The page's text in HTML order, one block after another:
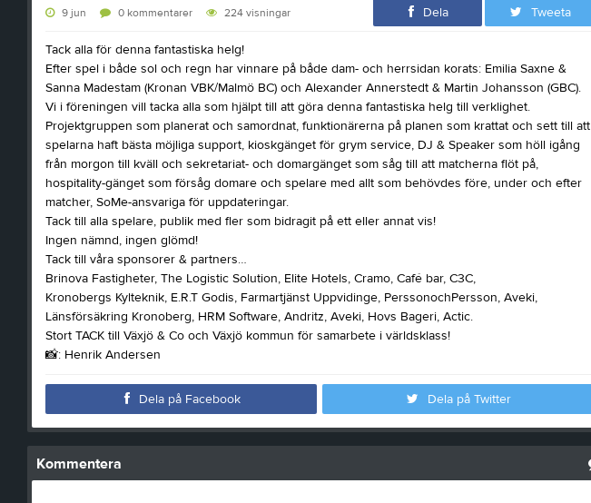
9 jun 0 kommentarer 224visningar Dela Tweeta
Tack alla för denna fantastiska helg!
Efter spel i både sol och regn har vinnare på både dam- och herrsidan korats: Emilia Saxne &
Sanna Madestam (Kronan VBK/Malmö BC) och Alexander Annerstedt & Martin Johansson (GBC).
Vi i föreningen vill tacka alla som hjälpt till att göra denna fantastiska helg till verklighet.
Projektgruppen som planerat och samordnat, funktionärerna på planen som krattat och sett till att
spelarna haft bästa möjliga support, kioskgänget för grym service, DJ & Speaker som höll igång
från morgon till kväll och sekretariat- och domargänget som såg till att matcherna flöt på,
hospitality-gänget som försåg domare och spelare med allt som behövdes före, under och efter
matcher, SoMe-ansvariga för uppdateringar.
Tack till alla spelare, publik med fler som bidragit på ett eller annat vis!
Ingen nämnd, ingen glömd!
Tack till våra sponsorer & partners…
Brinova Fastigheter, The Logistic Solution, Elite Hotels, Cramo, Café bar, C3C,
Kronobergs Kylteknik, E.R.T Godis, Farmartjänst Uppvidinge, PerssonochPersson, Aveki,
Länsförsäkring Kronoberg, HRM Software, Andritz, Aveki, Hovs Bageri, Actic.
Stort TACK till Växjö & Co och Växjö kommun för samarbete i världsklass!
📸: Henrik Andersen
Dela på Facebook Dela på Twitter
Kommentera